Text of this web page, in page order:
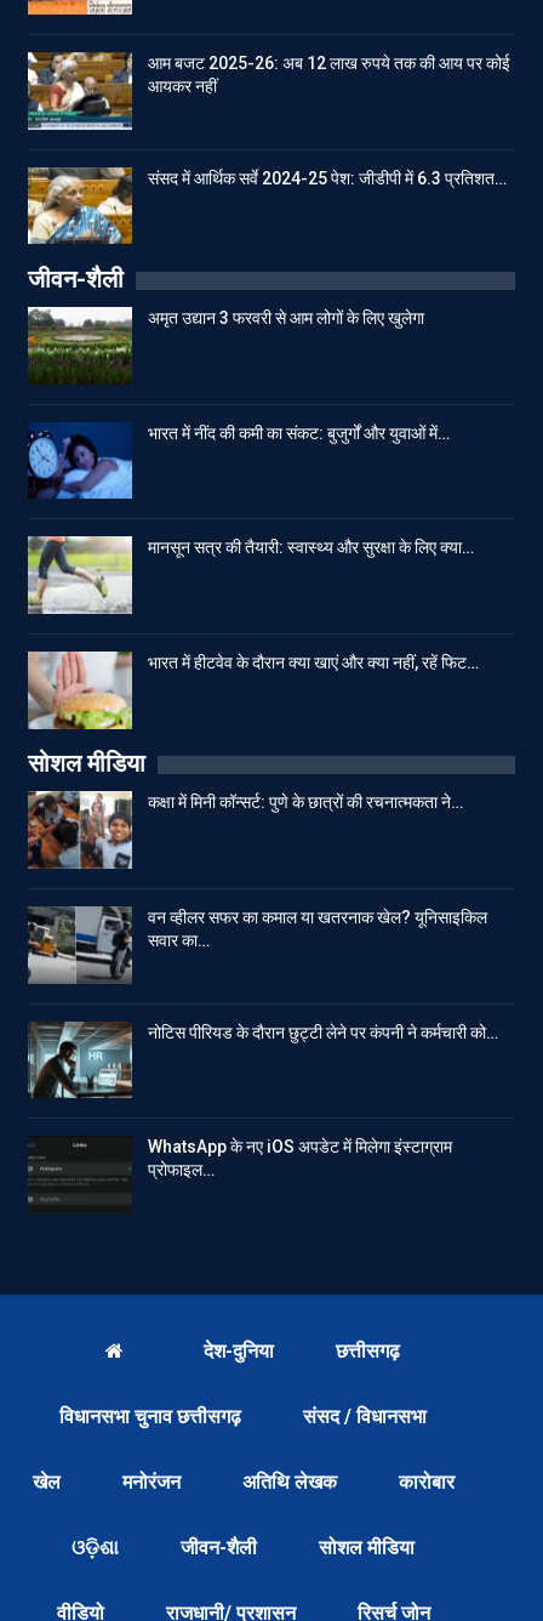
आम बजट 2025-26: अब 12 लाख रुपये तक की आय पर कोई
आयकर नहीं
संसद में आर्थिक सर्वे 2024-25 पेश: जीडीपी में 6.3 प्रतिशत…
जीवन-शैली
अमृत उद्यान 3 फरवरी से आम लोगों के लिए खुलेगा
भारत में नींद की कमी का संकट: बुजुर्गों और युवाओं में…
मानसून सत्र की तैयारी: स्वास्थ्य और सुरक्षा के लिए क्या…
भारत में हीटवेव के दौरान क्या खाएं और क्या नहीं, रहें फिट…
सोशल मीडिया
कक्षा में मिनी कॉन्सर्ट: पुणे के छात्रों की रचनात्मकता ने…
वन व्हीलर सफर का कमाल या खतरनाक खेल? यूनिसाइकिल
सवार का…
नोटिस पीरियड के दौरान छुट्टी लेने पर कंपनी ने कर्मचारी को…
WhatsApp के नए iOS अपडेट में मिलेगा इंस्टाग्राम
प्रोफाइल…
देश-दुनिया छत्तीसगढ़
विधानसभा चुनाव छत्तीसगढ़ संसद / विधानसभा
खेल मनोरंजन अतिथि लेखक कारोबार
ଓଡ଼ିଶା जीवन-शैली सोशल मीडिया
वीडियो राजधानी/ प्रशासन रिसर्च जोन